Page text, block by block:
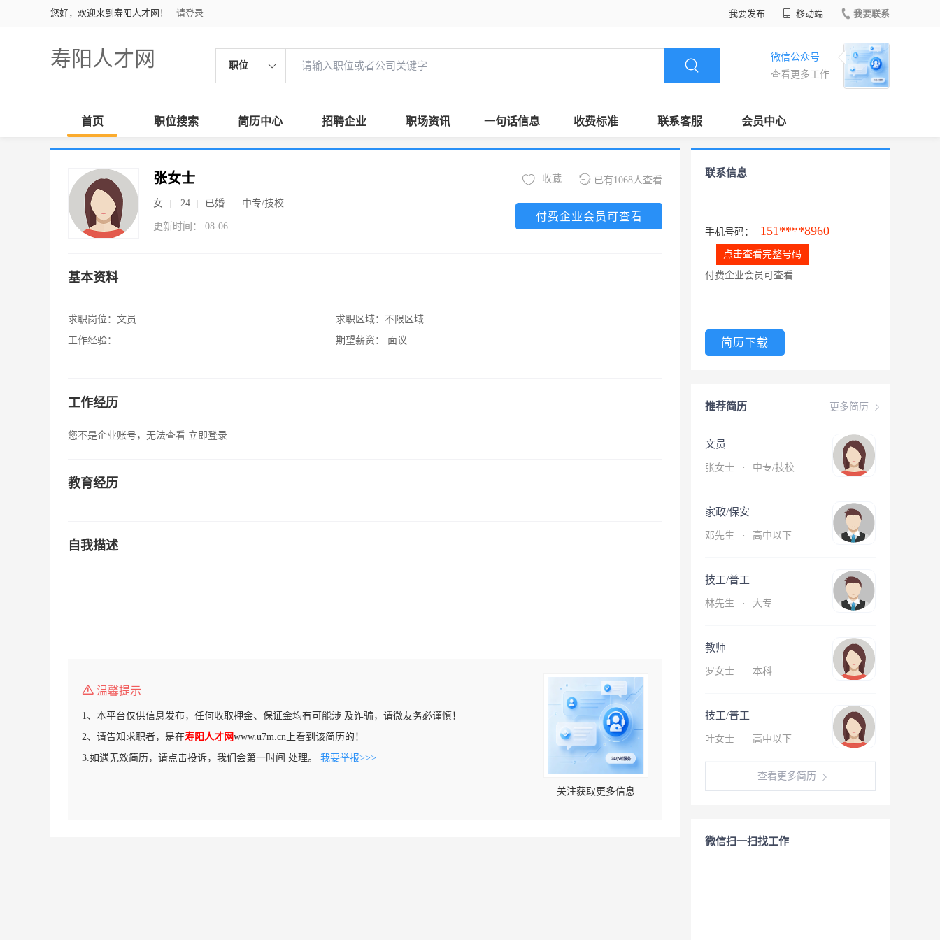
您好，欢迎来到寿阳人才网！ 请登录 我要发布 移动端 我要联系
寿阳人才网 职位
微信公众号
查看更多工作
首页 职位搜索 简历中心 招聘企业 职场资讯 一句话信息 收费标准 联系客服 会员中心
张女士
女 24 已婚 中专/技校
更新时间： 08-06
已有1068人查看
收藏
付费企业会员可查看
基本资料
求职岗位： 文员
工作经验：
求职区域： 不限区域
期望薪资：
面议
工作经历
您不是企业账号，无法查看 立即登录
教育经历
自我描述
温馨提示
1、本平台仅供信息发布，任何收取押金、保证金均有可能涉 及诈骗，请微友务必谨慎！
2、请告知求职者，是在寿阳人才网www.u7m.cn上看到该简历的！
3.如遇无效简历，请点击投诉，我们会第一时间 处理。 我要举报>>>
关注获取更多信息
联系信息
手机号码： 151****8960
点击查看完整号码
付费企业会员可查看
简历下载
更多简历
推荐简历
文员
张女士 · 中专/技校
家政/保安
邓先生 · 高中以下
技工/普工
林先生 · 大专
教师
罗女士 · 本科
技工/普工
叶女士 · 高中以下
查看更多简历
微信扫一扫找工作